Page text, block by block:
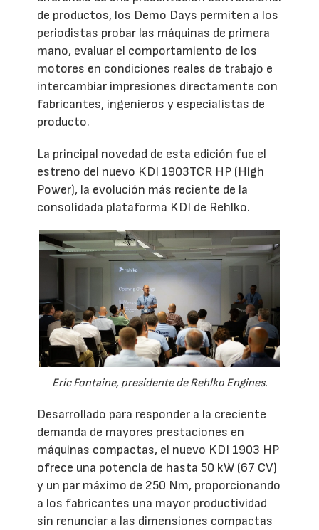
de productos, los Demo Days permiten a los
periodistas probar las máquinas de primera
mano, evaluar el comportamiento de los
motores en condiciones reales de trabajo e
intercambiar impresiones directamente con
fabricantes, ingenieros y especialistas de
producto.
La principal novedad de esta edición fue el
estreno del nuevo KDI 1903TCR HP (High
Power), la evolución más reciente de la
consolidada plataforma KDI de Rehlko.
Eric Fontaine, presidente de Rehlko Engines.
Desarrollado para responder a la creciente
demanda de mayores prestaciones en
máquinas compactas, el nuevo KDI 1903 HP
ofrece una potencia de hasta 50 kW (67 CV)
y un par máximo de 250 Nm, proporcionando
a los fabricantes una mayor productividad
sin renunciar a las dimensiones compactas